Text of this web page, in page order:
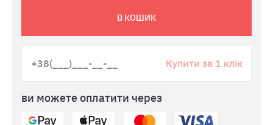
В КОШИК
Купити за 1 клік
ви можете оплатити через